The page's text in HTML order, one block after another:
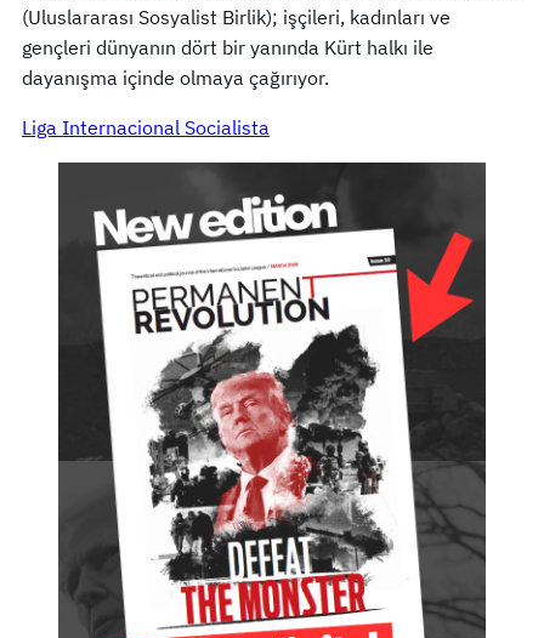
(Uluslararası Sosyalist Birlik); işçileri, kadınları ve
gençleri dünyanın dört bir yanında Kürt halkı ile
dayanışma içinde olmaya çağırıyor.
Liga Internacional Socialista